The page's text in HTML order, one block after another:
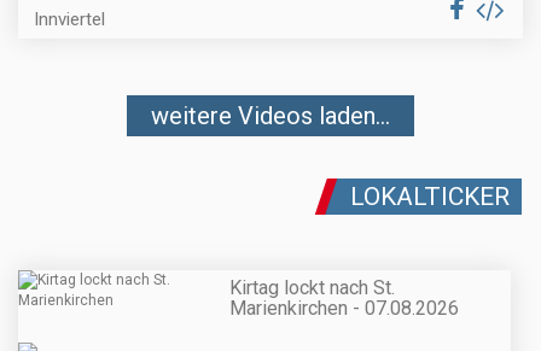
Innviertel
weitere Videos laden...
LOKALTICKER
Kirtag lockt nach St.
Marienkirchen - 07.08.2026